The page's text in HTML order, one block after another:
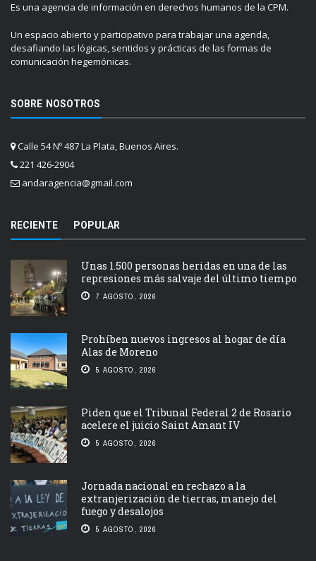
Es una agencia de información en derechos humanos de la CPM.
Un espacio abierto y participativo para trabajar una agenda,
desafiando las lógicas, sentidos y prácticas de las formas de
comunicación hegemónicas.
SOBRE NOSOTROS
Calle 54 Nº 487 La Plata, Buenos Aires.
221 426-2904
andaragencia@gmail.com
RECIENTE POPULAR
Unas 1.500 personas heridas en una de las
represiones más salvaje del último tiempo
7 AGOSTO, 2026
Prohíben nuevos ingresos al hogar de día
Alas de Moreno
5 AGOSTO, 2026
Piden que el Tribunal Federal 2 de Rosario
acelere el juicio Saint Amant IV
5 AGOSTO, 2026
Jornada nacional en rechazo a la
extranjerización de tierras, manejo del
fuego y desalojos
5 AGOSTO, 2026